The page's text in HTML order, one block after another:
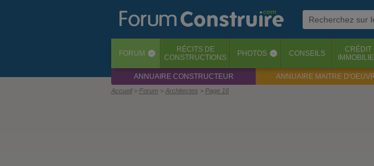
FORUM ‹ RÉCITS DE
CONSTRUCTIONS
PHOTOS ‹ CONSEILS
CRÉDIT
ANNUAIRE CONSTRUCTEUR ANNUAIRE MAITRE
Accueil Forum Architectes Page 16